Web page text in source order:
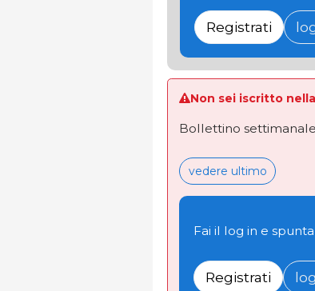
Registrati
Non sei iscritto
Bollettino
vedere ultimo
Fai il log in e
Registrati